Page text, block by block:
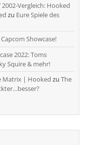
Vergleich: Hooked
zu Eure Spiele des
Showcase!
2022: Toms
Squire & mehr!
Matrix | Hooked zu The